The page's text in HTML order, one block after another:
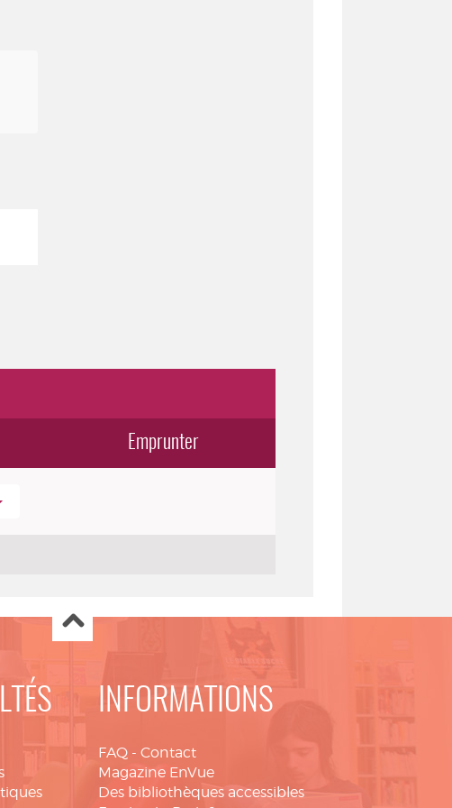
Emprunter
INFORMATIONS
FAQ - Contact
Magazine EnVue
Des bibliothèques accessibles